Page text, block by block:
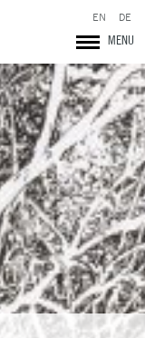
MENU
EN DE